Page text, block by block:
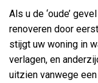
Als u de ‘oude’
renoveren door
stijgt uw woning in
verlagen, en
uitzien vanwege